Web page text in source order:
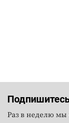
Раз в неделю